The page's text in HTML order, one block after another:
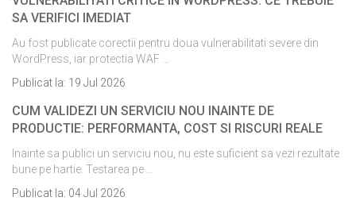
SA VERIFICI IMEDIAT
Au fost publicate corectii pentru doua vulnerabilitati severe din
WordPress, iar protectia WAF …
Publicat la: 19 Jul 2026
CUM VALIDEZI UN SERVICIU NOU INAINTE DE
PRODUCTIE: PERFORMANTA, COST SI RISCURI REALE
Inainte sa publici un serviciu nou, nu este suficient sa vezi rezultate
bune pe hartie. Testarea pe …
Publicat la: 04 Jul 2026